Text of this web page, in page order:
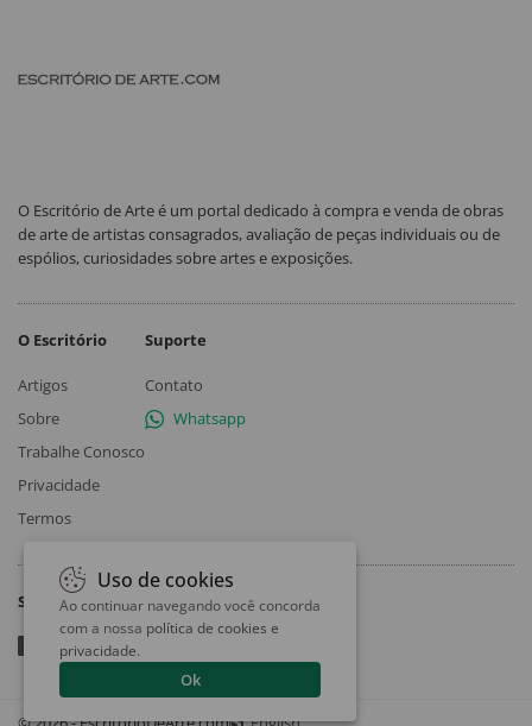
O Escritório de Arte é um portal dedicado à compra e venda de obras
de arte de artistas consagrados, avaliação de peças individuais ou de
espólios, curiosidades sobre artes e exposições.
O Escritório
Artigos
Sobre
Trabalhe Conosco
Privacidade
Termos
Suporte
Contato
Whatsapp
Siga
Uso de cookies
Ao continuar navegando você concorda
com a nossa política de cookies e
privacidade.
Ok